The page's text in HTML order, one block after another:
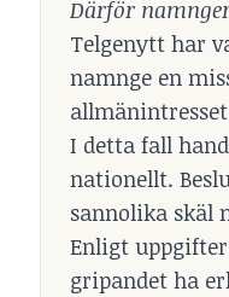
Därför
Telgenytt har
namnge en
I detta fall
nationellt.
sannolika skäl
Enligt
gripandet ha